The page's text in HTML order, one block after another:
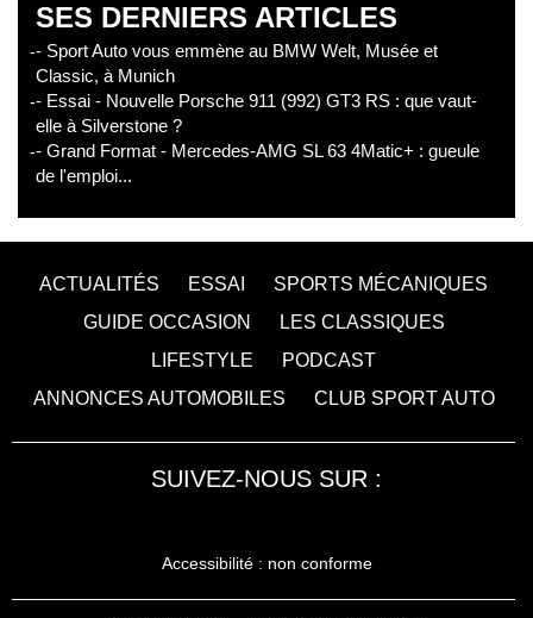
SES DERNIERS ARTICLES
- Sport Auto vous emmène au BMW Welt, Musée et
Classic, à Munich
- Essai - Nouvelle Porsche 911 (992) GT3 RS : que vaut-
elle à Silverstone ?
- Grand Format - Mercedes-AMG SL 63 4Matic+ : gueule
de l'emploi...
ACTUALITÉS ESSAI
SPORTS MÉCANIQUES
GUIDE OCCASION
LES CLASSIQUES
LIFESTYLE
PODCAST
ANNONCES AUTOMOBILES
CLUB SPORT AUTO
SUIVEZ-NOUS SUR :
Accessibilité : non conforme